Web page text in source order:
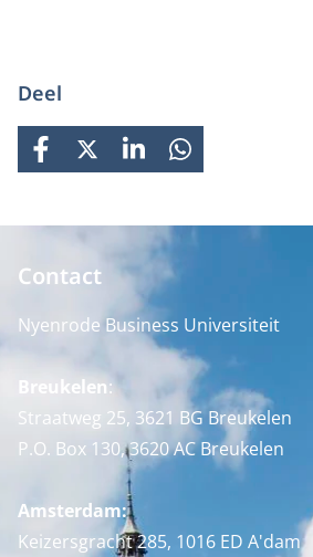
Deel
FACEBOOK
X LINKEDINWHATSAPP
Contact
Nyenrode Business Universiteit
Breukelen:
Straatweg 25, 3621 BG Breukelen
P.O. Box 130, 3620 AC Breukelen
Amsterdam:
Keizersgracht 285, 1016 ED A'dam